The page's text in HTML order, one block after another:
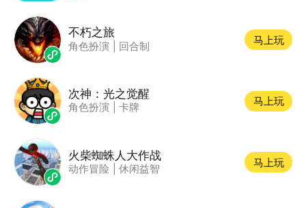
不朽之旅
角色扮演 回合制
马上玩
次神：光之觉醒
角色扮演 卡牌
马上玩
火柴蜘蛛人大作战
动作冒险 休闲益智
马上玩